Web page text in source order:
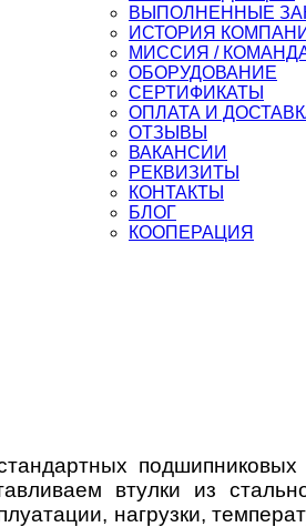
ВЫПОЛНЕННЫЕ
ИСТОРИЯ
МИССИЯ /
ОБОРУДОВАНИЕ
СЕРТИФИКАТЫ
ОПЛАТА И
ОТЗЫВЫ
ВАКАНСИИ
РЕКВИЗИТЫ
КОНТАКТЫ
БЛОГ
КООПЕРАЦИЯ
втулки из
нагрузки,